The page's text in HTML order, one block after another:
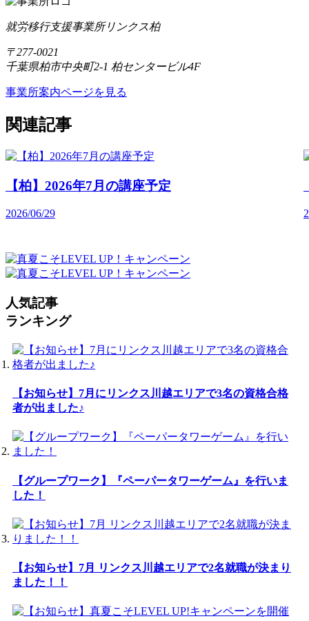
就労移行支援事業所リンクス柏
〒277-0021
千葉県柏市中央町2-1 柏センタービル4F
事業所案内ページを見る
関連記事
【柏】2026年7月の講座予定
2026/06/29
人気記事
ランキング
【お知らせ】7月にリンクス川越エリアで3名の資格合格
者が出ました♪
【グループワーク】『ペーパータワーゲーム』を行いま
した！
【お知らせ】7月 リンクス川越エリアで2名就職が決まり
ました！！